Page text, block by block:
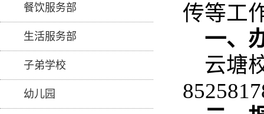
餐饮服务部
生活服务部
子弟学校
幼儿园
传等工
一、
云塘